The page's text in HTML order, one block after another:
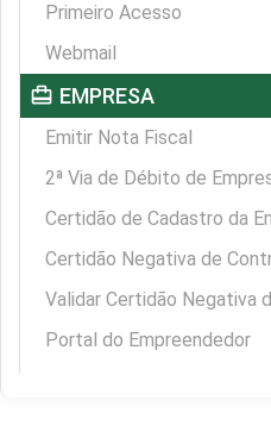
Primeiro Acesso
Webmail
card_travel EMPRESA
Emitir Nota Fiscal
2ª Via de Débito de
Certidão de Cadastro da
Certidão Negativa de
Validar Certidão Negativa
Portal do Empreendedor